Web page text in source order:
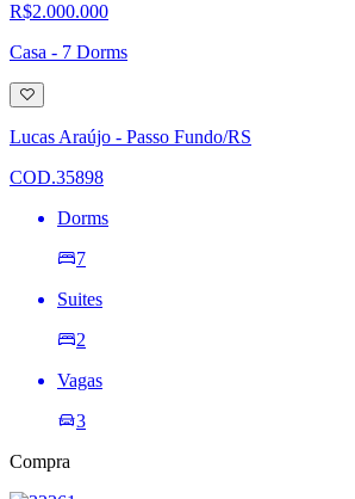
R$2.000.000
Casa - 7 Dorms
Adicionar
à
lista
de
Lucas Araújo - Passo Fundo/RS
COD.35898
Dorms
7
Suites
2
Vagas
3
Compra